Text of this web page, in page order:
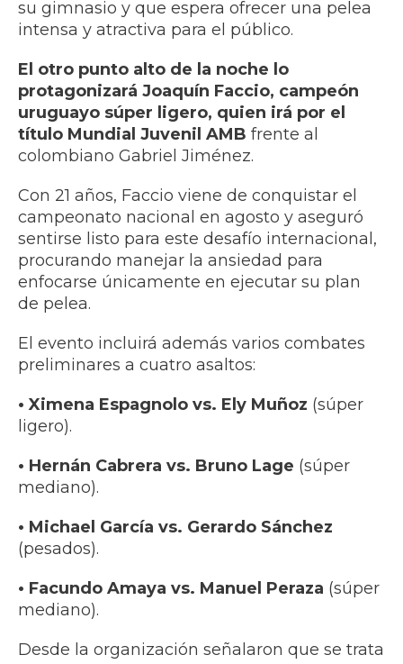
su gimnasio y que espera ofrecer una pelea
intensa y atractiva para el público.
El otro punto alto de la noche lo
protagonizará Joaquín Faccio, campeón
uruguayo súper ligero, quien irá por el
título Mundial Juvenil AMB frente al
colombiano Gabriel Jiménez.
Con 21 años, Faccio viene de conquistar el
campeonato nacional en agosto y aseguró
sentirse listo para este desafío internacional,
procurando manejar la ansiedad para
enfocarse únicamente en ejecutar su plan
de pelea.
El evento incluirá además varios combates
preliminares a cuatro asaltos:
• Ximena Espagnolo vs. Ely Muñoz (súper
ligero).
• Hernán Cabrera vs. Bruno Lage (súper
mediano).
• Michael García vs. Gerardo Sánchez
(pesados).
• Facundo Amaya vs. Manuel Peraza (súper
mediano).
Desde la organización señalaron que se trata